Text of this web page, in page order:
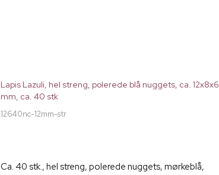
Lapis Lazuli, hel streng, polerede blå nuggets, ca. 12x8x6
mm, ca. 40 stk
12640nc-12mm-str
Ca. 40 stk., hel streng, polerede nuggets, mørkeblå,